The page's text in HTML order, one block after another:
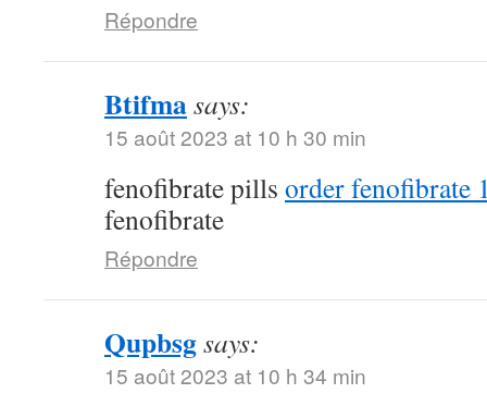
Répondre
Btifmasays:
15 août 2023 at 10 h 30 min
fenofibrate pills order fenofibrate
fenofibrate
Répondre
Qupbsgsays:
15 août 2023 at 10 h 34 min